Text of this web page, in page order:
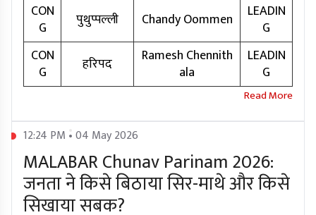
CON
G
पुथुप्पल्ली Chandy Oommen
LEADIN
G
CON
G
हरिपद
Ramesh Chennith
ala
LEADIN
G
12:24 PM • 04 May 2026
MALABAR Chunav Parinam 2026:
जनता ने किसे बिठाया सिर-माथे और किसे
सिखाया सबक?